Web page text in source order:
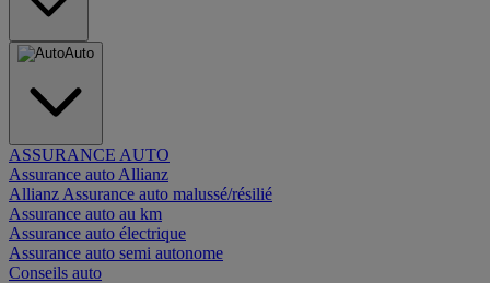
Auto
ASSURANCE AUTO
Assurance auto Allianz
Allianz Assurance auto malussé/résilié
Assurance auto au km
Assurance auto électrique
Assurance auto semi autonome
Conseils auto